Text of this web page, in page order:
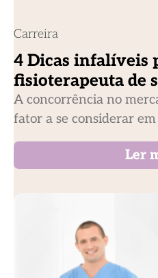
Carreira
4 Dicas infalíveis
fisioterapeuta de
A concorrência no
fator a se considerar
Ler